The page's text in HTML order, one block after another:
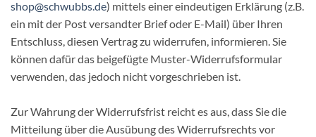
shop@schwubbs.de) mittels einer eindeutigen Erklärung (z.B.
ein mit der Post versandter Brief oder E-Mail) über Ihren
Entschluss, diesen Vertrag zu widerrufen, informieren. Sie
können dafür das beigefügte Muster-Widerrufsformular
verwenden, das jedoch nicht vorgeschrieben ist.
Zur Wahrung der Widerrufsfrist reicht es aus, dass Sie die
Mitteilung über die Ausübung des Widerrufsrechts vor